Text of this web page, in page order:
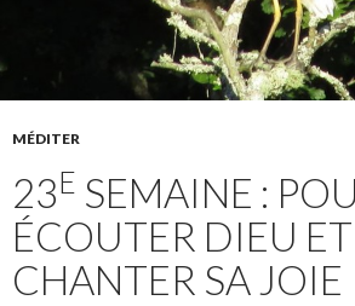
MÉDITER
23E SEMAINE :
ÉCOUTER DIEU ET
CHANTER SA JOIE